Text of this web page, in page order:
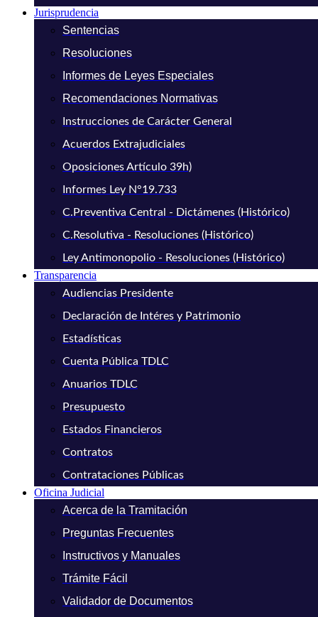
Jurisprudencia
Sentencias
Resoluciones
Informes de Leyes Especiales
Recomendaciones Normativas
Instrucciones de Carácter General
Acuerdos Extrajudiciales
Oposiciones Artículo 39h)
Informes Ley N°19.733
C.Preventiva Central - Dictámenes (Histórico)
C.Resolutiva - Resoluciones (Histórico)
Ley Antimonopolio - Resoluciones (Histórico)
Transparencia
Audiencias Presidente
Declaración de Intéres y Patrimonio
Estadísticas
Cuenta Pública TDLC
Anuarios TDLC
Presupuesto
Estados Financieros
Contratos
Contrataciones Públicas
Oficina Judicial
Acerca de la Tramitación
Preguntas Frecuentes
Instructivos y Manuales
Trámite Fácil
Validador de Documentos